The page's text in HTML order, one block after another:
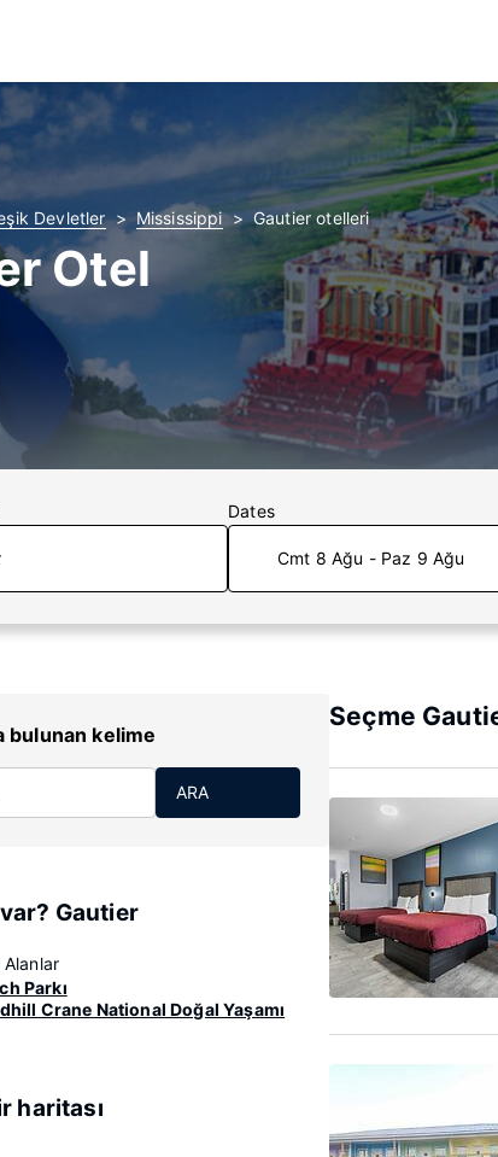
Devletler Mississippi Gautier otelleri
Otel
Dates
Cmt 8 Ağu - Paz 9 Ağu
bulunan kelime
ARA
Gautier
Parkı
Crane National Doğal Yaşamı
haritası
Seçme